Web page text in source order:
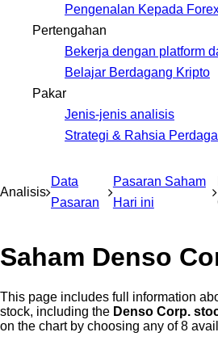
Pengenalan Kepada
Pertengahan
Bekerja dengan platform
Belajar Berdagang Kripto
Pakar
Jenis-jenis analisis
Strategi & Rahsia
Analisis
Data
Pasaran
Pasaran Saham
Hari ini
Saham Denso
This page includes full information
stock, including the Denso Corp.
on the chart by choosing any of 8